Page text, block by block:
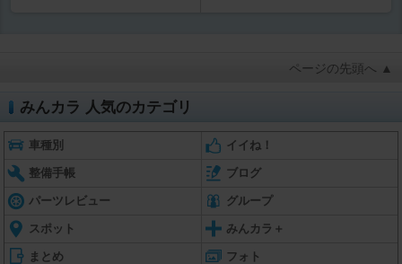
ページの先頭へ ▲
みんカラ 人気のカテゴリ
車種別 イイね！
整備手帳 ブログ
パーツレビュー グループ
スポット みんカラ＋
まとめ フォト